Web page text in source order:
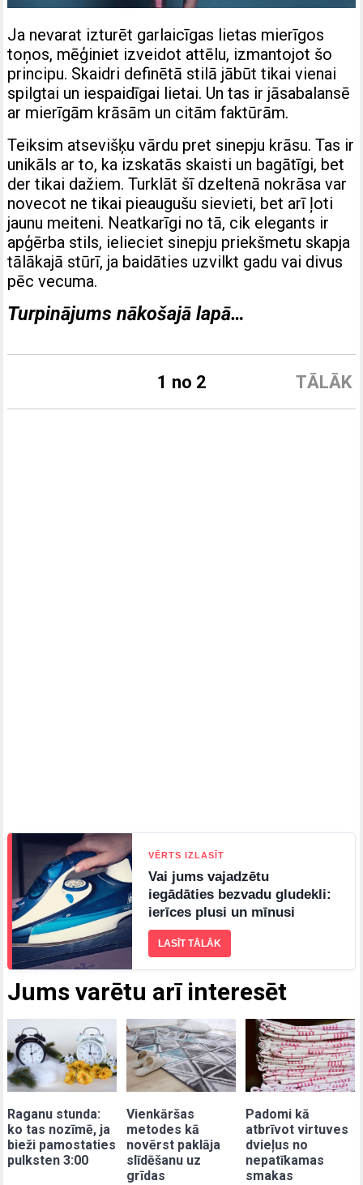
Ja nevarat izturēt garlaicīgas lietas mierīgos
toņos, mēģiniet izveidot attēlu, izmantojot šo
principu. Skaidri definētā stilā jābūt tikai vienai
spilgtai un iespaidīgai lietai. Un tas ir jāsabalansē
ar mierīgām krāsām un citām faktūrām.
Teiksim atsevišķu vārdu pret sinepju krāsu. Tas ir
unikāls ar to, ka izskatās skaisti un bagātīgi, bet
der tikai dažiem. Turklāt šī dzeltenā nokrāsa var
novecot ne tikai pieaugušu sievieti, bet arī ļoti
jaunu meiteni. Neatkarīgi no tā, cik elegants ir
apģērba stils, ielieciet sinepju priekšmetu skapja
tālākajā stūrī, ja baidāties uzvilkt gadu vai divus
pēc vecuma.
Turpinājums nākošajā lapā…
TĀLĀK
1 no 2
Jums varētu arī interesēt
Raganu stunda:
ko tas nozīmē, ja
bieži pamostaties
pulksten 3:00
Vienkāršas
metodes kā
novērst paklāja
slīdēšanu uz
grīdas
Padomi kā
atbrīvot virtuves
dvieļus no
nepatīkamas
smakas
VĒRTS IZLASĪT
Vai jums vajadzētu
iegādāties bezvadu gludekli:
ierīces plusi un mīnusi
LASĪT TĀLĀK